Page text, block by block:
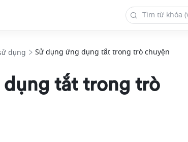
dụng Sử dụng ứng dụng tắt trong trò chuyện
dụng tắt trong trò